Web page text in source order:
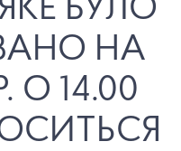
БУЛО
НА
О 14.00